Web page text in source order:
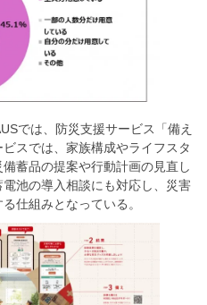
では、防災支援サービス「備え
スでは、家族構成やライフスタ
蓄品の提案や行動計画の見直し
池の導入相談にも対応し、災害
仕組みとなっている。